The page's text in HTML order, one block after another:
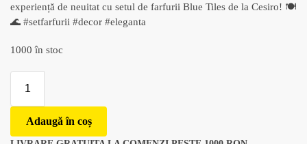
experiență de neuitat cu setul de farfurii Blue Tiles de la Cesiro! 🍽️
🌊 #setfarfurii #decor #eleganta
1000 în stoc
Adaugă în coș